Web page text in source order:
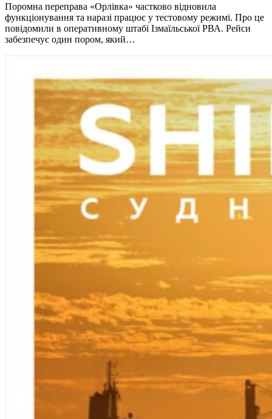
Поромна переправа «Орлівка» частково відновила
функціонування та наразі працює у тестовому режимі. Про це
повідомили в оперативному штабі Ізмаїльської РВА. Рейси
забезпечує один пором, який…